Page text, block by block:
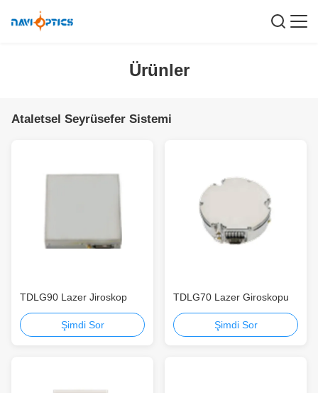
Ürünler
Ataletsel Seyrüsefer Sistemi
TDLG90 Lazer Jiroskop
Şimdi Sor
TDLG70 Lazer Giroskopu
Şimdi Sor